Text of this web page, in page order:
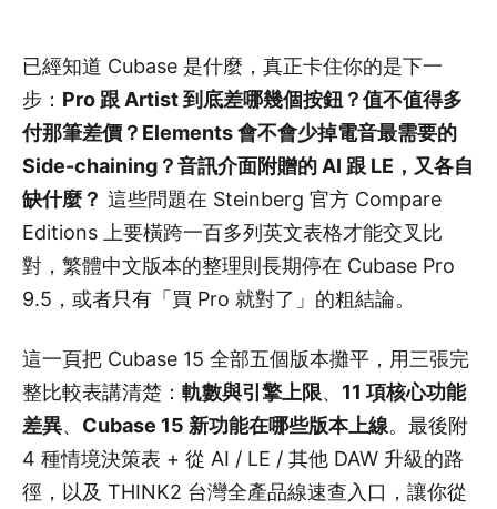
已經知道 Cubase 是什麼，真正卡住你的是下一
步： Pro 跟 Artist 到底差哪幾個按鈕？值不值得多
付那筆差價？Elements 會不會少掉電音最需要的
Side-chaining？音訊介面附贈的 AI 跟 LE，又各自
缺什麼？ 這些問題在 Steinberg 官方 Compare
Editions 上要橫跨一百多列英文表格才能交叉比
對，繁體中文版本的整理則長期停在 Cubase Pro
9.5，或者只有「買 Pro 就對了」的粗結論。
這一頁把 Cubase 15 全部五個版本攤平，用三張完
整比較表講清楚： 軌數與引擎上限、 11 項核心功能
差異、 Cubase 15 新功能在哪些版本上線。最後附
4 種情境決策表 + 從 AI / LE / 其他 DAW 升級的路
徑，以及 THINK2 台灣全產品線速查入口，讓你從